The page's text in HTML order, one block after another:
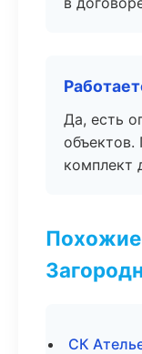
Да, есть
комплект
СК